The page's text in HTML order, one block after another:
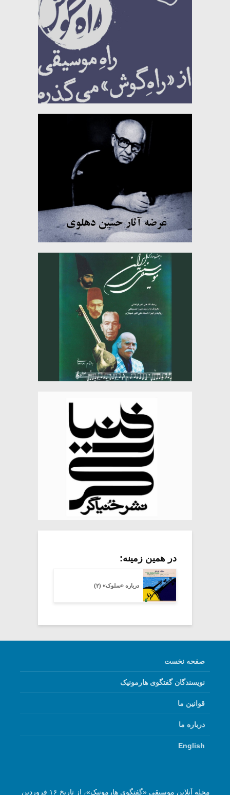
در همین زمینه:
درباره «سلوک» (۲)
صفحه نخست
نویسندگان گفتگوی هارمونیک
قوانین ما
درباره ما
English
مجله آنلاین موسیقی «گفتگوی هارمونیک»، از تاریخ ۱۶ فروردین